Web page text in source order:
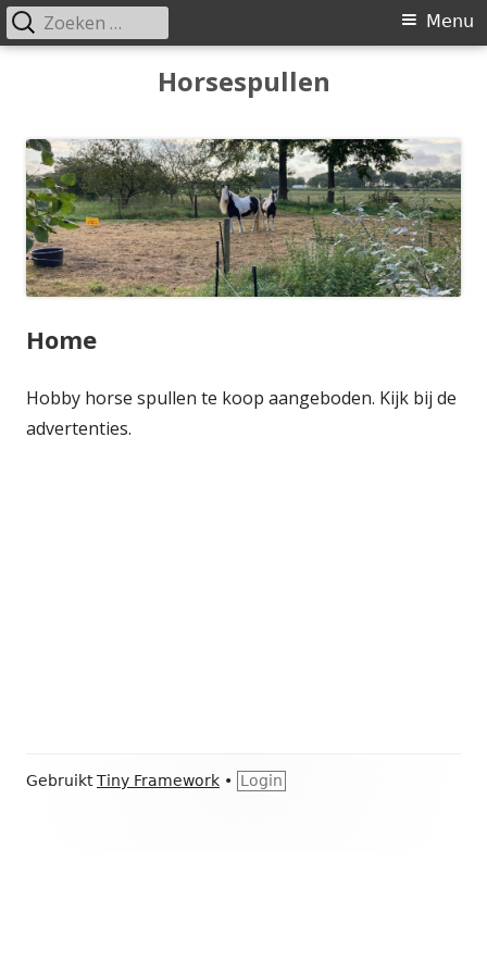
Horsespullen
Primair
Menu
Zoeken
naar:
Home
Hobby horse spullen te koop aangeboden. Kijk bij de
advertenties.
Footer
GebruiktTiny Framework • Login